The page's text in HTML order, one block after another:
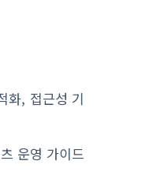
화, 접근성 기
운영 가이드